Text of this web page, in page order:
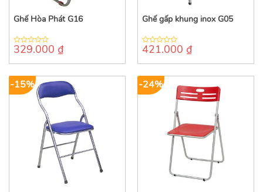
Ghế Hòa Phát G16
0
of
329.000 ₫
Ghế gấp khung inox G05
0
of
421.000 ₫
-15% -24%